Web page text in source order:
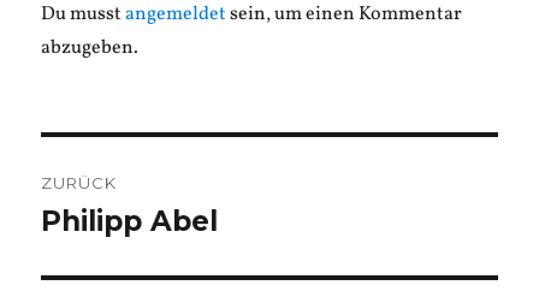
Du musstangemeldetsein, um einen Kommentar
abzugeben.
ZURÜCK
Vorheriger
Philipp Abel